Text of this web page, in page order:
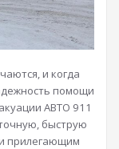
и когда
помощи
АВТО 911
быструю
прилегающим